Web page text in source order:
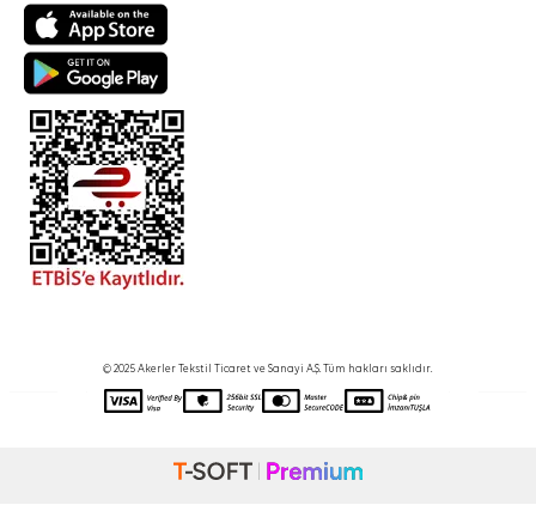
© 2025 Akerler Tekstil Ticaret ve Sanayi A.Ş. Tüm hakları saklıdır.